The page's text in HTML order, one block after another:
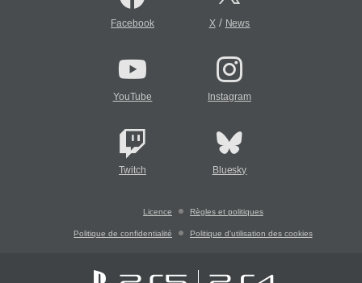
Facebook X/ News
YouTube Instagram
Twitch Bluesky
Licence Règles et politiques
Politique de confidentialité Politique d'utilisation des cookies